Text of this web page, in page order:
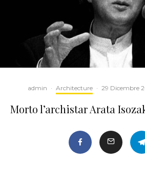
admin · Architecture · 29 Dicembre
Morto l’archistar Arata